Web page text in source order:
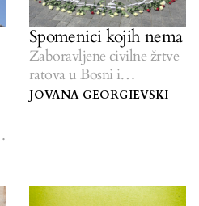
Spomenici kojih nema
Zaboravljene civilne žrtve
ratova u Bosni i
Hercegovini, Srbiji i
JOVANA GEORGIEVSKI